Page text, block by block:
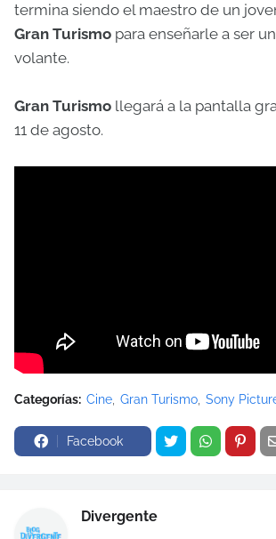
termina siendo el maestro de un
Gran Turismo para enseñarle a ser
volante.
Gran Turismo llegará a la pantalla
11 de agosto.
Categorías: Cine Gran Turismo Sony
Facebook
Divergente